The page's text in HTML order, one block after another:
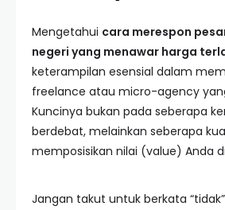
Mengetahui cara merespon
negeri yang menawar harga
keterampilan esensial dalam
freelance atau micro-agency
Kuncinya bukan pada seberapa
berdebat, melainkan seberapa
memposisikan nilai (value) Anda
Jangan takut untuk berkata